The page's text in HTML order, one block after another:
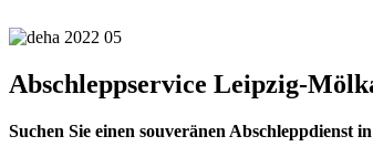
Abschleppservice Leipzig-
Suchen Sie einen souveränen